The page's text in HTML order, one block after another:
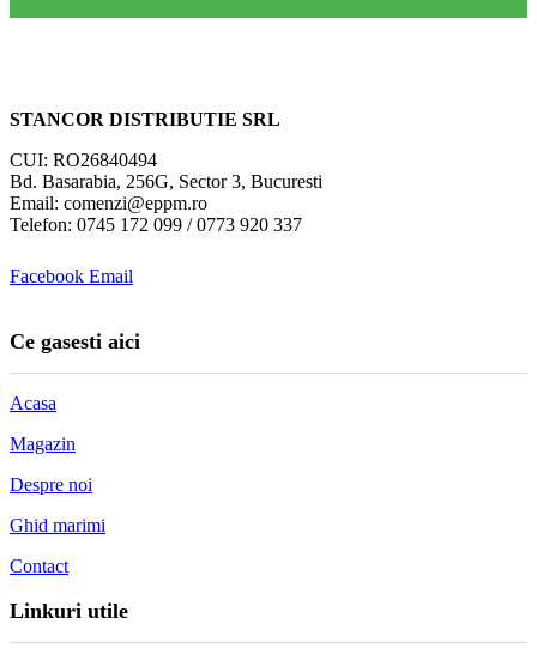
STANCOR DISTRIBUTIE SRL
CUI: RO26840494
Bd. Basarabia, 256G, Sector 3, Bucuresti
Email: comenzi@eppm.ro
Telefon: 0745 172 099 / 0773 920 337
Facebook Email
Ce gasesti aici
Acasa
Magazin
Despre noi
Ghid marimi
Contact
Linkuri utile